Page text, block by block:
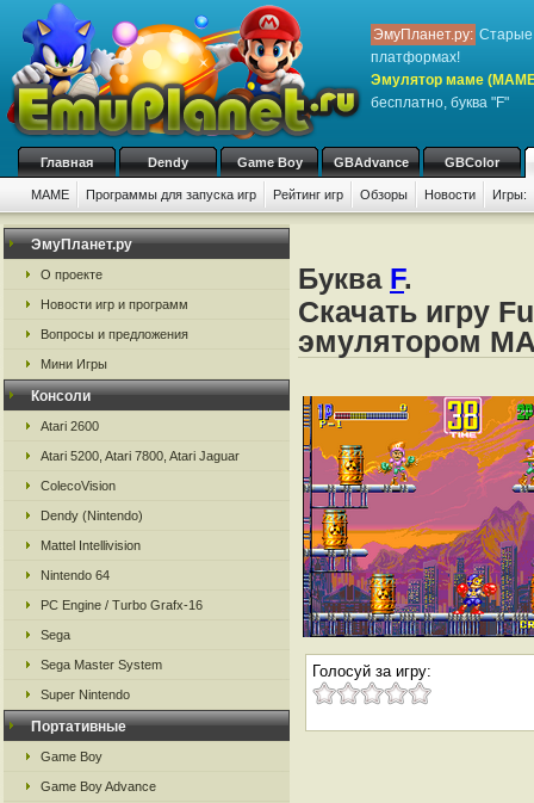
ЭмуПланет.ру: Старые
платформах!
Эмулятор маме
бесплатно, буква "F"
Главная Dendy Game Boy GBAdvance GBColor
MAME Программы для запуска игр Рейтинг игр Обзоры Новости Игры:
ЭмуПланет.ру
О проекте
Новости игр и программ
Вопросы и предложения
Мини Игры
Консоли
Atari 2600
Atari 5200, Atari 7800, Atari Jaguar
ColecoVision
Dendy (Nintendo)
Mattel Intellivision
Nintendo 64
PC Engine / Turbo Grafx-16
Sega
Sega Master System
Super Nintendo
Портативные
Game Boy
Game Boy Advance
Буква F.
Скачать игру
эмулятором
Голосуй за игру: